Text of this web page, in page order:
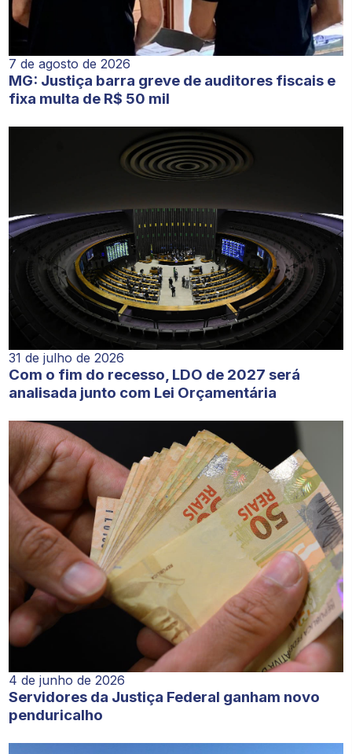
7 de agosto de 2026
MG: Justiça barra greve de auditores fiscais e
fixa multa de R$ 50 mil
31 de julho de 2026
Com o fim do recesso, LDO de 2027 será
analisada junto com Lei Orçamentária
4 de junho de 2026
Servidores da Justiça Federal ganham novo
penduricalho